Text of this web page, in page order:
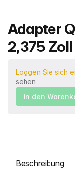
Adapter
2,375 Zoll
Loggen Sie sich
sehen
In den
Wählen Sie eine